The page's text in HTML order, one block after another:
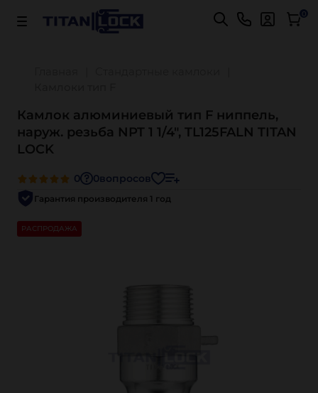
Важно! Для оплаты заказов Подробнее 0
Камлок алюминиевый тип F ниппель,
наруж. резьба NPT 1 1/4", TL125FALN TITAN
LOCK
0 0вопросов
Гарантия производителя 1 год
РАСПРОДАЖА